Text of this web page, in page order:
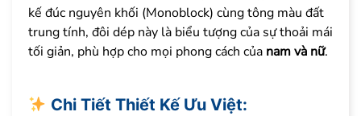
kế đúc nguyên khối (Monoblock) cùng tông màu đất
trung tính, đôi dép này là biểu tượng của sự thoải mái
tối giản, phù hợp cho mọi phong cách của nam và nữ.
Chi Tiết Thiết Kế Ưu Việt: